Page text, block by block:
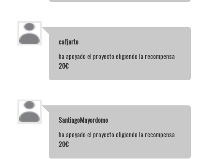
cafjarte
ha apoyado el proyecto eligiendo la recompensa
20€
SantiagoMayordomo
ha apoyado el proyecto eligiendo la recompensa
20€